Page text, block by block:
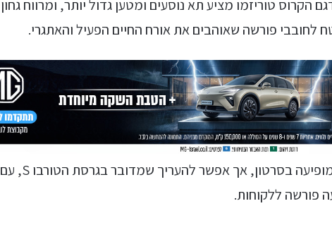
טוריזמו מציע תא נוסעים ומטען גדול יותר, ומרווח גחון
לחובבי פורשה שאוהבים את אורח החיים הפעיל והאתגרי.
אין לנו מידע מדויק לגבי איזו גרסה מופיעה בסרטון, אך אפשר להעריך שמדובר בגרסת הטורבו S, עם
פורשה ללקוחות.